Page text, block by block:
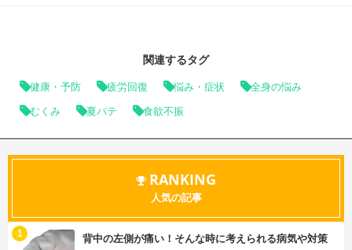
関連するタグ
健康・予防 疲労回復 悩み・症状 全身の悩み
むくみ 夏バテ 食欲不振
RANKING
人気の記事
背中の左側が痛い！そんな時に考えられる病気や対策
1